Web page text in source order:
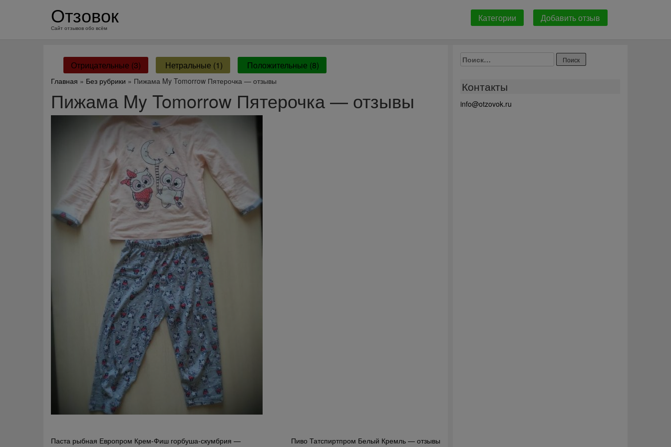
Отзовок
Сайт отзывов обо всём
Категории Добавить отзыв
Отрицательные (3) Нетральные (1) Положительные (8)
Главная » Без рубрики » Пижама My Tomorrow Пятерочка — отзывы
Пижама My Tomorrow Пятерочка — отзывы
Паста рыбная Европром Крем-Фиш горбуша-скумбрия —
Пиво Татспиртпром Белый Кремль — отзывы
Найти:
Контакты
info@otzovok.ru